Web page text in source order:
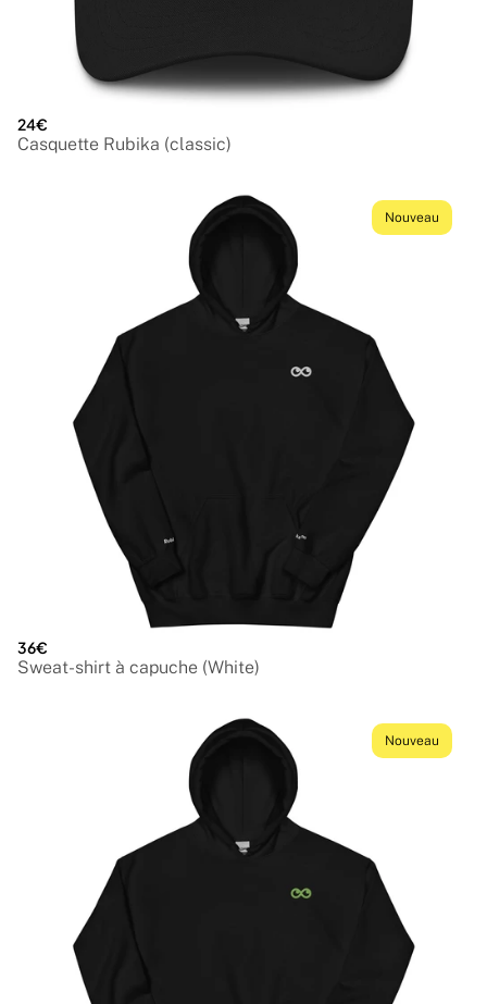
24€
Casquette Rubika (classic)
Nouveau
36€
Sweat-shirt à capuche (White)
Nouveau